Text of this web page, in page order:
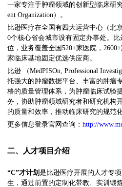
一家专注于肿瘤领域的创新型临床研
ent Organization）。
比逊医疗在全国有四大运营中心（北
0个核心省会城市设有固定办事处。比
位，业务覆盖全国520+家医院，
家临床基地固定优选供应商。
比逊 （MedPISOn, Professional
托强大的肿瘤数据平台、丰富的肿瘤
格的质量管理体系，为肿瘤临床试验
务，协助肿瘤领域研究者和研究机构
的质量和效率，推动临床研究的规范化
更多信息登录官网查询： http://
二、人才项目介绍
“C”才计划 是比逊医疗开展的人才专
生，通过前置的定制化带教、实训锻